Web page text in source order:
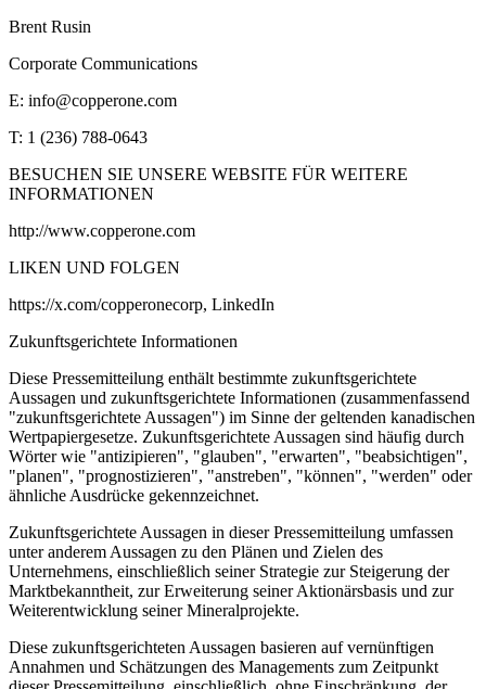
Brent Rusin
Corporate Communications
E: info@copperone.com
T: 1 (236) 788-0643
BESUCHEN SIE UNSERE WEBSITE FÜR WEITERE
INFORMATIONEN
http://www.copperone.com
LIKEN UND FOLGEN
https://x.com/copperonecorp, LinkedIn
Zukunftsgerichtete Informationen
Diese Pressemitteilung enthält bestimmte zukunftsgerichtete
Aussagen und zukunftsgerichtete Informationen (zusammenfassend
"zukunftsgerichtete Aussagen") im Sinne der geltenden kanadischen
Wertpapiergesetze. Zukunftsgerichtete Aussagen sind häufig durch
Wörter wie "antizipieren", "glauben", "erwarten", "beabsichtigen",
"planen", "prognostizieren", "anstreben", "können", "werden" oder
ähnliche Ausdrücke gekennzeichnet.
Zukunftsgerichtete Aussagen in dieser Pressemitteilung umfassen
unter anderem Aussagen zu den Plänen und Zielen des
Unternehmens, einschließlich seiner Strategie zur Steigerung der
Marktbekanntheit, zur Erweiterung seiner Aktionärsbasis und zur
Weiterentwicklung seiner Mineralprojekte.
Diese zukunftsgerichteten Aussagen basieren auf vernünftigen
Annahmen und Schätzungen des Managements zum Zeitpunkt